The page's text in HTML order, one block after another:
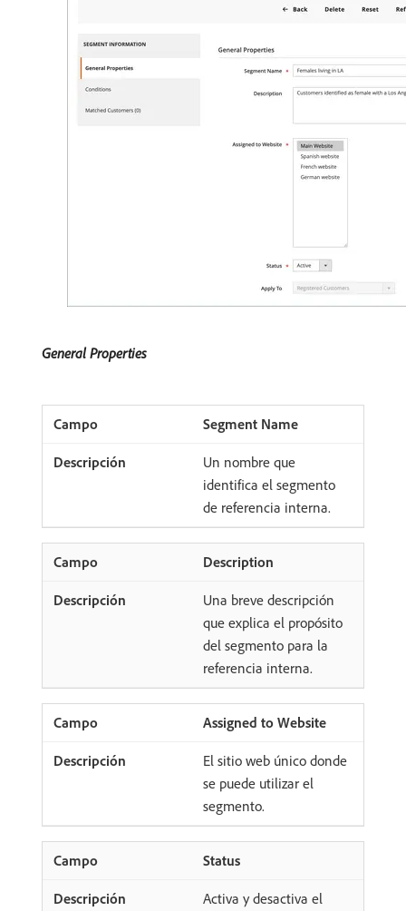
General Properties
Segment Name
Un nombre que
identifica el segmento
de referencia interna.
Description
Una breve descripción
que explica el propósito
del segmento para la
referencia interna.
Assigned to Website
El sitio web único donde
se puede utilizar el
segmento.
Status
Activa y desactiva el